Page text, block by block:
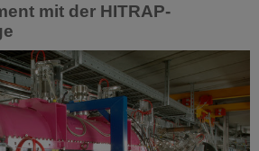
mit der HITRAP-